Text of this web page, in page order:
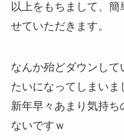
以上をもちまして、
せていただきます。
なんか殆どダウンし
たいになってしまいま
新年早々あまり気持
ないですｗ